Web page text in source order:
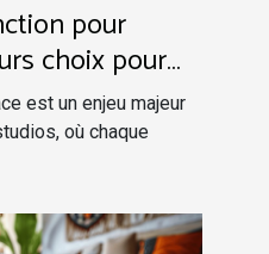
pour
choix pour
est un enjeu majeur
où chaque